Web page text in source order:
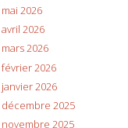
mai 2026
avril 2026
mars 2026
février 2026
janvier 2026
décembre 2025
novembre 2025